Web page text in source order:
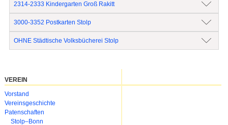
2314-2333 Kindergarten Groß Rakitt
3000-3352 Postkarten Stolp
OHNE Städtische Volksbücherei Stolp
VEREIN
Navigation
überspringen
Vorstand
Vereinsgeschichte
Patenschaften
Stolp–Bonn